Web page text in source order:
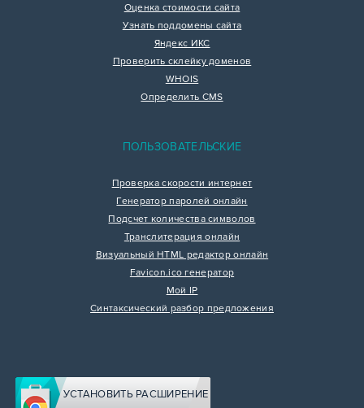
Оценка стоимости сайта
Узнать поддомены сайта
Яндекс ИКС
Проверить склейку доменов
WHOIS
Определить CMS
ПОЛЬЗОВАТЕЛЬСКИЕ
Проверка скорости интернет
Генератор паролей онлайн
Подсчет количества символов
Транслитерация онлайн
Визуальный HTML редактор онлайн
Favicon.ico генератор
Мой IP
Синтаксический разбор предложения
УСТАНОВИТЬ РАСШИРЕНИЕ